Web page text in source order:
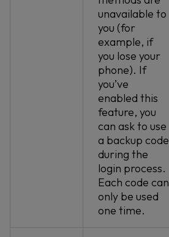
unavailable to
you (for
example, if
you lose your
phone). If
you’ve
enabled this
feature, you
can ask to use
a backup code
during the
login process.
Each code can
only be used
one time.